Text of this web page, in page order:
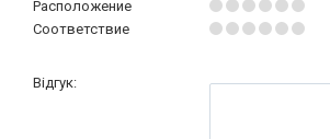
Расположение
Соответствие
Відгук: